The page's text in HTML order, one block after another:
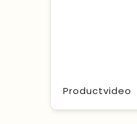
Productvideo